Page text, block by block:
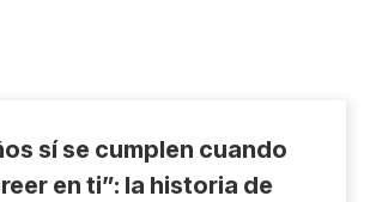
sí se cumplen cuando
en ti”: la historia de